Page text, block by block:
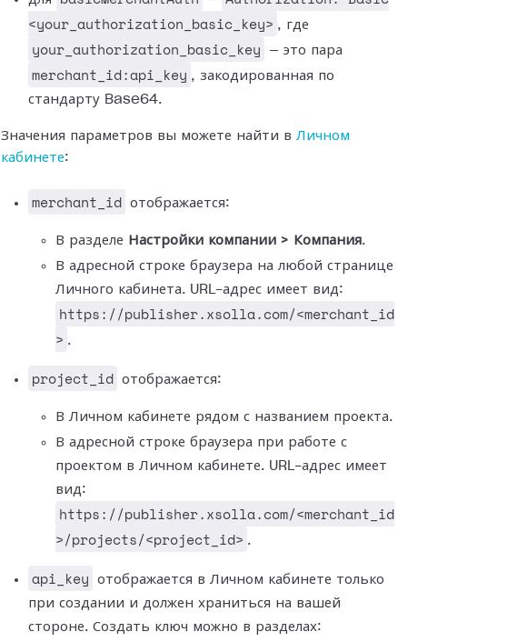
<your_authorization_basic_key> , где
your_authorization_basic_key — это пара
merchant_id:api_key , закодированная по
стандарту Base64.
Значения параметров вы можете найти в Личном
кабинете:
merchant_id отображается:
В разделе Настройки компании > Компания.
В адресной строке браузера на любой странице
Личного кабинета. URL-адрес имеет вид:
https://publisher.xsolla.com/<merchant_id
> .
project_id отображается:
В Личном кабинете рядом с названием проекта.
В адресной строке браузера при работе с
проектом в Личном кабинете. URL-адрес имеет
вид:
https://publisher.xsolla.com/<merchant_id
>/projects/<project_id> .
api_key
отображается в Личном кабинете только
при создании и должен храниться на вашей
стороне. Создать ключ можно в разделах: